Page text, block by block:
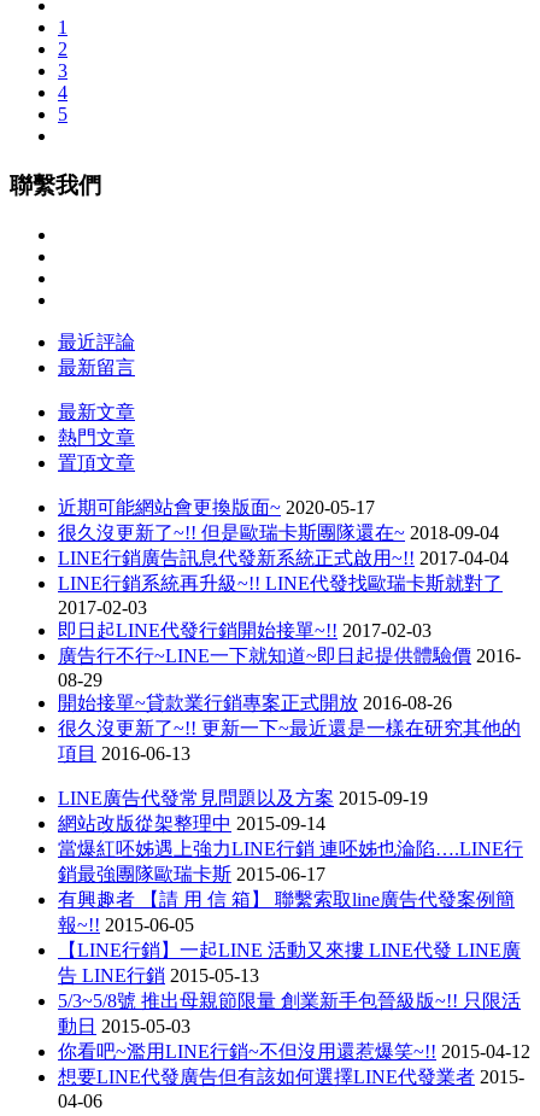
1
2
3
4
5
聯繫我們
最近評論
最新留言
最新文章
熱門文章
置頂文章
近期可能網站會更換版面~ 2020-05-17
很久沒更新了~!! 但是歐瑞卡斯團隊還在~ 2018-09-04
LINE行銷廣告訊息代發新系統正式啟用~!! 2017-04-04
LINE行銷系統再升級~!! LINE代發找歐瑞卡斯就對了
2017-02-03
即日起LINE代發行銷開始接單~!! 2017-02-03
廣告行不行~LINE一下就知道~即日起提供體驗價 2016-
08-29
開始接單~貸款業行銷專案正式開放 2016-08-26
很久沒更新了~!! 更新一下~最近還是一樣在研究其他的
項目 2016-06-13
LINE廣告代發常見問題以及方案 2015-09-19
網站改版從架整理中 2015-09-14
當爆紅呸姊遇上強力LINE行銷 連呸姊也淪陷….LINE行
銷最強團隊歐瑞卡斯 2015-06-17
有興趣者 【請 用 信 箱】 聯繫索取line廣告代發案例簡
報~!! 2015-06-05
【LINE行銷】一起LINE 活動又來摟 LINE代發 LINE廣
告 LINE行銷 2015-05-13
5/3~5/8號 推出母親節限量 創業新手包晉級版~!! 只限活
動日 2015-05-03
你看吧~濫用LINE行銷~不但沒用還惹爆笑~!! 2015-04-12
想要LINE代發廣告但有該如何選擇LINE代發業者 2015-
04-06